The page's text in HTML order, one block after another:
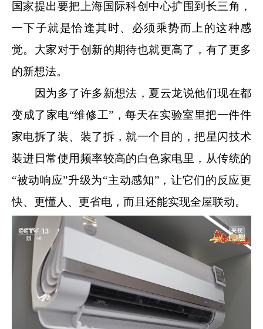
国家提出要把上海国际科创中心扩围到长三角，
一下子就是恰逢其时、必须乘势而上的这种感
觉。大家对于创新的期待也就更高了，有了更多
的新想法。
因为多了许多新想法，夏云龙说他们现在都
变成了家电“维修工”，每天在实验室里把一件件
家电拆了装、装了拆，就一个目的，把星闪技术
装进日常使用频率较高的白色家电里，从传统的
“被动响应”升级为“主动感知”，让它们的反应更
快、更懂人、更省电，而且还能实现全屋联动。